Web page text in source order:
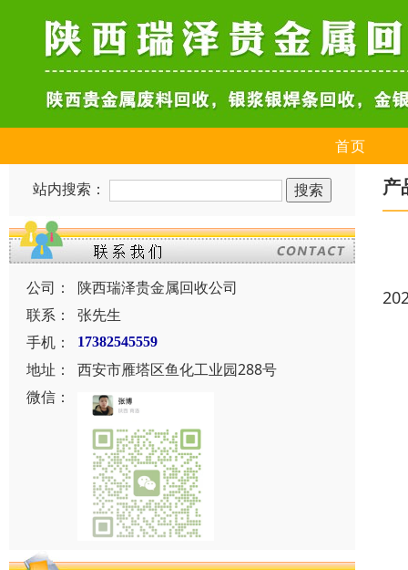
首页
站内搜索：
公司：
陕西瑞泽贵金属回收公司
联系：
张先生
手机：
17382545559
地址：
西安市雁塔区鱼化工业园288号
微信：
产